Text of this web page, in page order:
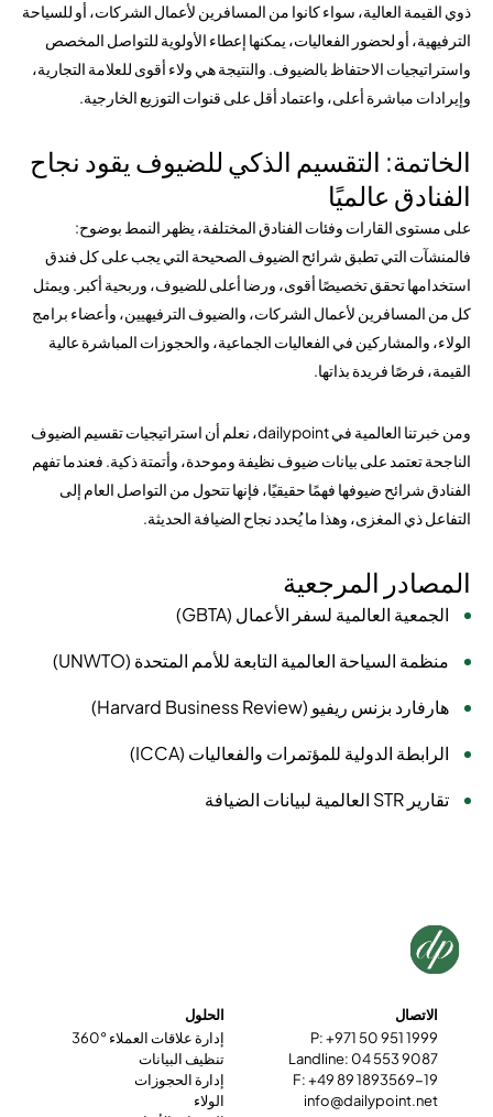
ذوي القيمة العالية، سواء كانوا من المسافرين لأعمال الشركات، أو للسياحة
الترفيهية، أو لحضور الفعاليات، يمكنها إعطاء الأولوية للتواصل المخصص
واستراتيجيات الاحتفاظ بالضيوف. والنتيجة هي ولاء أقوى للعلامة التجارية،
وإيرادات مباشرة أعلى، واعتماد أقل على قنوات التوزيع الخارجية.
الخاتمة: التقسيم الذكي للضيوف يقود نجاح
الفنادق عالميًا
على مستوى القارات وفئات الفنادق المختلفة، يظهر النمط بوضوح:
فالمنشآت التي تطبق شرائح الضيوف الصحيحة التي يجب على كل فندق
استخدامها تحقق تخصيصًا أقوى، ورضا أعلى للضيوف، وربحية أكبر. ويمثل
كل من المسافرين لأعمال الشركات، والضيوف الترفيهيين، وأعضاء برامج
الولاء، والمشاركين في الفعاليات الجماعية، والحجوزات المباشرة عالية
القيمة، فرصًا فريدة بذاتها.
ومن خبرتنا العالمية في dailypoint، نعلم أن استراتيجيات تقسيم الضيوف
الناجحة تعتمد على بيانات ضيوف نظيفة وموحدة، وأتمتة ذكية. فعندما تفهم
الفنادق شرائح ضيوفها فهمًا حقيقيًا، فإنها تتحول من التواصل العام إلى
التفاعل ذي المغزى، وهذا ما يُحدد نجاح الضيافة الحديثة.
المصادر المرجعية
الجمعية العالمية لسفر الأعمال (GBTA)
منظمة السياحة العالمية التابعة للأمم المتحدة (UNWTO)
هارفارد بزنس ريفيو (Harvard Business Review)
الرابطة الدولية للمؤتمرات والفعاليات (ICCA)
تقارير STR العالمية لبيانات الضيافة
الاتصال
P: +971 50 951 1999
Landline: 04 553 9087
F: +49 89 1893569-19
info@dailypoint.net
الحلول
إدارة علاقات العملاء °360
تنظيف البيانات
إدارة الحجوزات
الولاء